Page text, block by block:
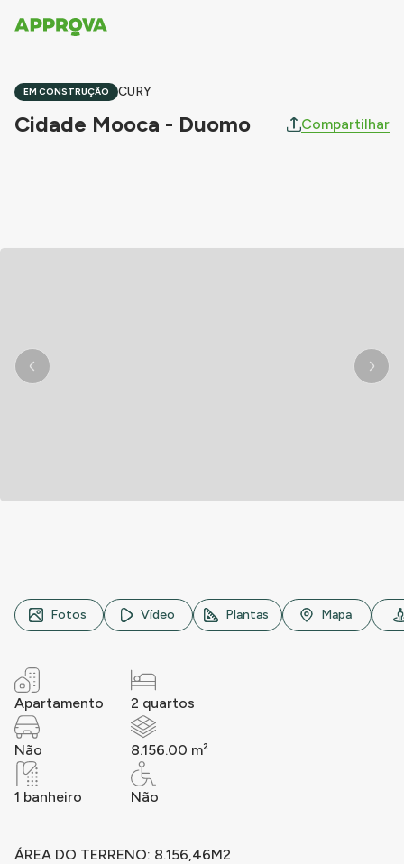
EM CONSTRUÇÃO CURY
Cidade Mooca - Duomo Compartilhar
Rua Serra de Paracaína, n° SN, Mooca, São Paulo
Fotos Vídeo Plantas Mapa
Apartamento 2 quartos
Não 8.156.00 m²
1 banheiro Não
ÁREA DO TERRENO: 8.156,46M2